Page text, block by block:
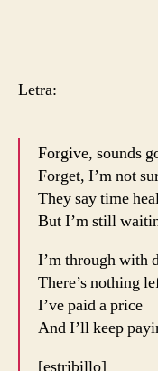
Letra:
Forgive, sounds
Forget, I’m not
They say time
But I’m still
I’m through with
There’s nothing
I’ve paid a price
And I’ll keep